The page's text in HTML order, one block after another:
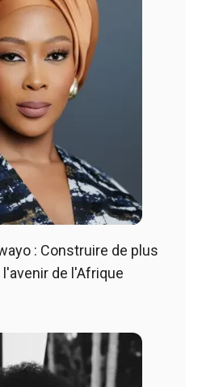
: Construire de plus
de l'Afrique